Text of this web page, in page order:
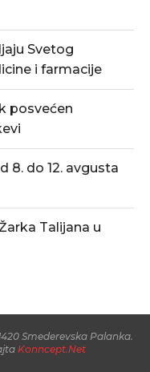
Svetog
i farmacije
posvećen
8. do 12. avgusta
Talijana u
Smederevska Palanka.
Konncept.Net